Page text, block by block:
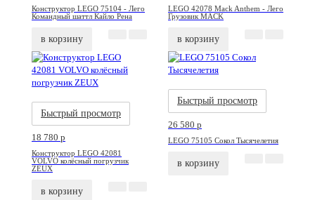
Конструктор LEGO 75104 - Лего
Командный шаттл Кайло Рена
в корзину
LEGO 42078 Mack Anthem - Лего
Грузовик MACK
в корзину
Быстрый просмотр
18 780 p
Конструктор LEGO 42081
VOLVO колёсный погрузчик
ZEUX
в корзину
Быстрый просмотр
26 580 p
LEGO 75105 Сокол Тысячелетия
в корзину